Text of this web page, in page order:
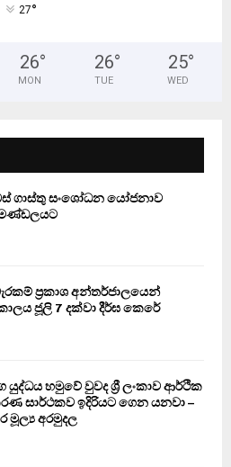
27°
26°
MON
26°
TUE
25°
WED
ගාස්තු සංශෝධන යෝජනාව
ප්‍රකාශ අන්තර්ජාලයෙන්
ජූලි 7 දක්වා දීර්ඝ කෙරේ
යුද්ධය හමුවේ වුවද ශ්‍රී ලංකාව ආර්ථික
සාර්ථකව ඉදිරියට ගෙන යනවා –
මූල්‍ය අරමුදල